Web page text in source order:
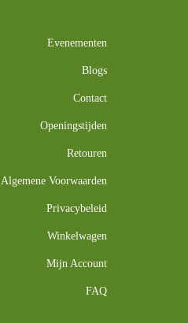
Evenementen
Blogs
Contact
Openingstijden
Retouren
Algemene Voorwaarden
Privacybeleid
Winkelwagen
Mijn Account
FAQ